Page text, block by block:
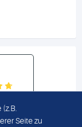
Seite zu